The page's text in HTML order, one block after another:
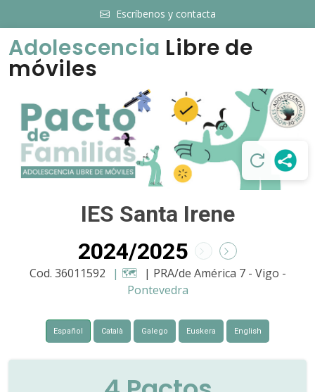
Escríbenos y contacta
Adolescencia Libre de
móviles
IES Santa Irene
2024/2025
Cod. 36011592 | 🗺️ | PRA/de América 7 - Vigo -
Pontevedra
Español Català Galego Euskera English